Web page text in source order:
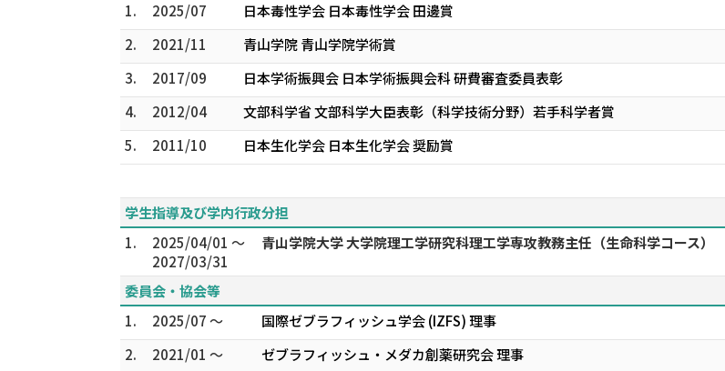
1.
2025/07
日本毒性学会 日本毒性学会 田邊賞
2.
2021/11
青山学院 青山学院学術賞
3.
2017/09
日本学術振興会 日本学術振興会科 研費審査委員表彰
4.
2012/04
文部科学省 文部科学大臣表彰（科学技術分野）若手科学者賞
5.
2011/10
日本生化学会 日本生化学会 奨励賞
学生指導及び学内行政分担
1.
2025/04/01 ～
2027/03/31
青山学院大学 大学院理工学研究科理工学専攻教務主任（生命科学コース）
委員会・協会等
1.
2025/07 ～
国際ゼブラフィッシュ学会 (IZFS) 理事
2.
2021/01 ～ ゼブラフィッシュ・メダカ創薬研究会 理事